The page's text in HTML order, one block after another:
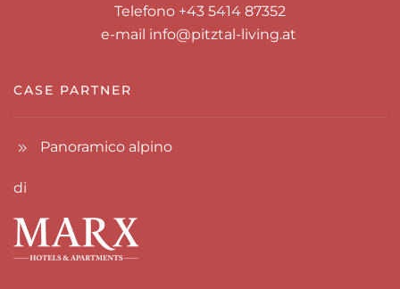
Telefono +43 5414 87352
e-mail info@pitztal-living.at
CASE PARTNER
Panoramico alpino
di